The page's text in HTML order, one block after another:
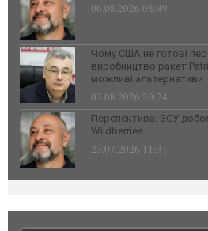
06.08.2026 08:49
Чому США не готові
виробництво ракет
можливі альтернативи
03.08.2026 20:24
Перспектива: ЗСУ
Wildberries
23.07.2026 11:31